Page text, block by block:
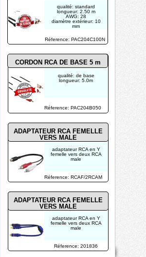
Copyright 2026
Contact
Home
qualité: standard
longueur: 2.50 m
AWG: 28
diamètre extérieur: 10
mm
Réference: PAC204C100N
qualité: de base
longueur: 5.0m
Réference: PAC204B050
CORDON RCA DE BASE 5 m
ADAPTATEUR RCA FEMELLE
VERS MALE
adaptateur RCA en Y
femelle vers deux RCA
male
Réference: RCAF/2RCAM
adaptateur RCA en Y
femelle vers deux RCA
male
Réference: 201836
ADAPTATEUR RCA FEMELLE
VERS MALE